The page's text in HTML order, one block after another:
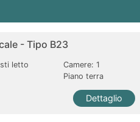
- Tipo B23
letto Camere:1
Piano terra
Dettaglio